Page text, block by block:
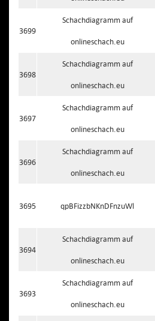
3699
Schachdiagramm auf
onlineschach.eu
3698
Schachdiagramm auf
onlineschach.eu
3697
Schachdiagramm auf
onlineschach.eu
3696
Schachdiagramm auf
onlineschach.eu
3695 qpBFizzbNKnDFnzuWl
3694
Schachdiagramm auf
onlineschach.eu
3693
Schachdiagramm auf
onlineschach.eu